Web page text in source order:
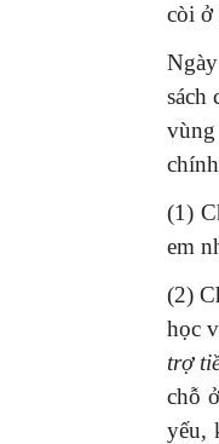
còi ở
sách
vùng
(1)
em
(2)
học
trợ
chỗ
yếu,